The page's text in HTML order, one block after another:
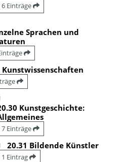
6 Einträge
Sprachen und
Kunstwissenschaften
Kunstgeschichte:
7 Einträge
20.31 Bildende Künstler
1 Eintrag